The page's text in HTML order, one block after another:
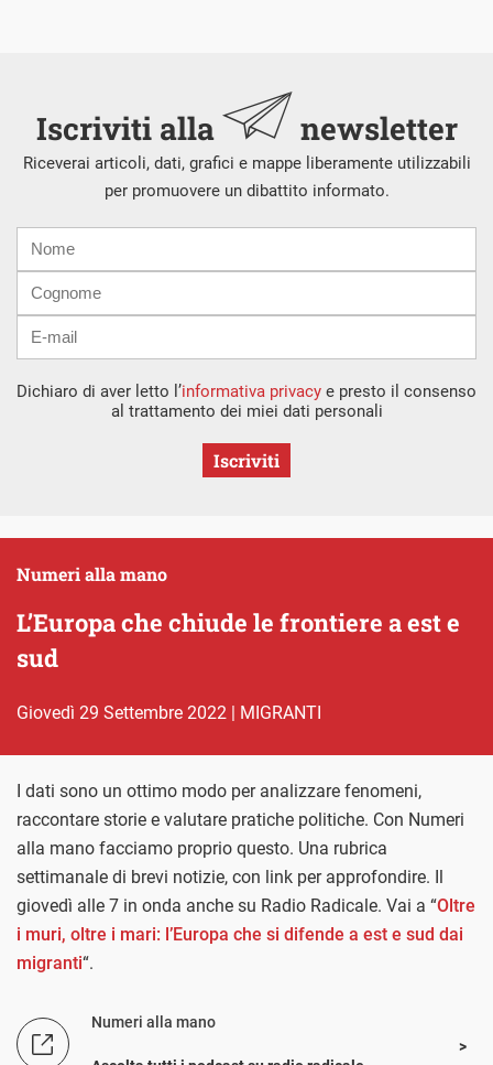
Iscriviti alla newsletter
Riceverai articoli, dati, grafici e mappe liberamente utilizzabili
per promuovere un dibattito informato.
mail
Dichiaro di aver letto l’informativa privacy e presto il consenso
al trattamento dei miei dati personali
Iscriviti
L’Europa che chiude le frontiere a est e
sud
Numeri alla mano
giovedì 29 Settembre 2022 | MIGRANTI
I dati sono un ottimo modo per analizzare fenomeni,
raccontare storie e valutare pratiche politiche. Con Numeri
alla mano facciamo proprio questo. Una rubrica
settimanale di brevi notizie, con link per approfondire. Il
giovedì alle 7 in onda anche su Radio Radicale. Vai a “Oltre
i muri, oltre i mari: l’Europa che si difende a est e sud dai
migranti“.
Numeri alla mano